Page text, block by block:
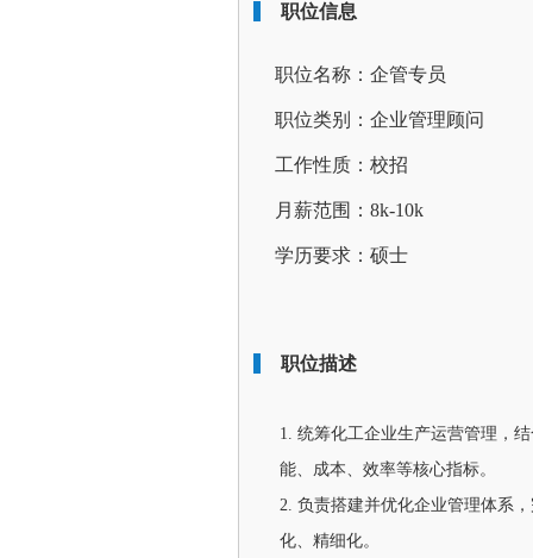
职位信息
职位名称：企管专员
职位类别：企业管理顾问
工作性质：校招
月薪范围：8k-10k
学历要求：硕士
职位描述
1. 统筹化工企业生产运营管理，
能、成本、效率等核心指标。
2. 负责搭建并优化企业管理体系
化、精细化。